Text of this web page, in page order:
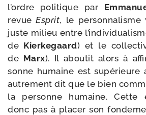
l’ordre poli­tique par
revueEsprit, le per­son­na­lisme
juste milieu entre
de Kierkegaard) et le
de Marx). Il abou­tit alors à
sonne humaine est supé­rieure
autre­ment dit que le bien
la per­sonne humaine. Cette
donc pas à pla­cer son